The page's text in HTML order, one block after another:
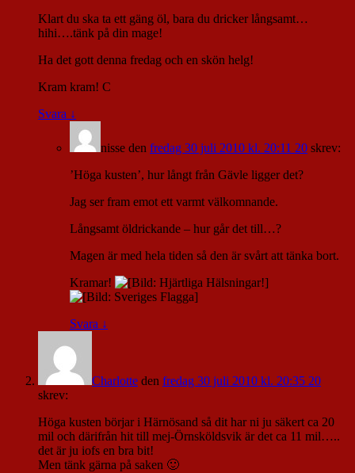
Klart du ska ta ett gäng öl, bara du dricker långsamt…
hihi….tänk på din mage!
Ha det gott denna fredag och en skön helg!
Kram kram! C
Svara ↓
nisse den fredag 30 juli 2010 kl. 20:11 20 skrev:
’Höga kusten’, hur långt från Gävle ligger det?
Jag ser fram emot ett varmt välkomnande.
Långsamt öldrickande – hur går det till…?
Magen är med hela tiden så den är svårt att tänka bort.
Kramar!
Svara ↓
Charlotte den fredag 30 juli 2010 kl. 20:35 20
skrev:
Höga kusten börjar i Härnösand så dit har ni ju säkert ca 20
mil och därifrån hit till mej-Örnsköldsvik är det ca 11 mil…..
det är ju iofs en bra bit!
Men tänk gärna på saken 🙂